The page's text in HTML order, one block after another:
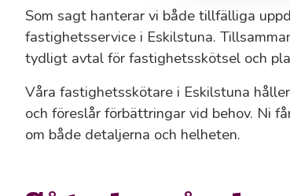
Som sagt hanterar vi både tillfälliga
fastighetsservice i Eskilstuna.
tydligt avtal för fastighetsskötsel och
Våra fastighetsskötare i Eskilstuna
och föreslår förbättringar vid behov. Ni
om både detaljerna och helheten.